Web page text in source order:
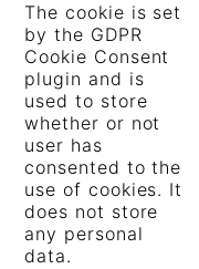
The cookie is set
by the GDPR
Cookie Consent
plugin and is
used to store
whether or not
user has
consented to the
use of cookies. It
does not store
any personal
data.